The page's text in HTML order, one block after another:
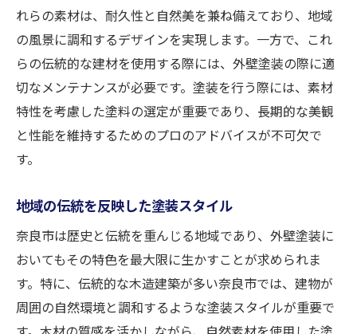
れらの素材は、耐久性と自然美を兼ね備えており、地域
の風景に調和するデザインを実現します。一方で、これ
らの伝統的な建材を使用する際には、外壁塗装の際に適
切なメンテナンスが必要です。塗装を行う際には、素材
特性を考慮した塗料の選定が重要であり、長期的な美観
と性能を維持するためのプロのアドバイスが不可欠で
す。
地域の伝統を反映した塗装スタイル
奈良市は歴史と伝統を重んじる地域であり、外壁塗装に
おいてもその特色を最大限に生かすことが求められま
す。特に、伝統的な木造建築が多い奈良市では、建物が
周囲の自然環境と調和するような塗装スタイルが重要で